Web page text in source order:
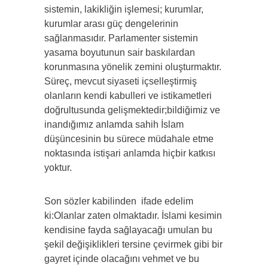
sistemin, lakikliğin işlemesi; kurumlar,
kurumlar arası güç dengelerinin
sağlanmasıdır. Parlamenter sistemin
yasama boyutunun sair baskılardan
korunmasına yönelik zemini oluşturmaktır.
Süreç, mevcut siyaseti içselleştirmiş
olanların kendi kabulleri ve istikametleri
doğrultusunda gelişmektedir;bildiğimiz ve
inandığımız anlamda sahih İslam
düşüncesinin bu sürece müdahale etme
noktasında istişari anlamda hiçbir katkısı
yoktur.
Son sözler kabilinden ifade edelim
ki:Olanlar zaten olmaktadır. İslami kesimin
kendisine fayda sağlayacağı umulan bu
şekil değişiklikleri tersine çevirmek gibi bir
gayret içinde olacağını vehmet ve bu